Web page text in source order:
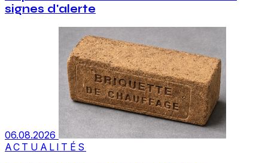
signes d'alerte
06.08.2026
ACTUALITÉS